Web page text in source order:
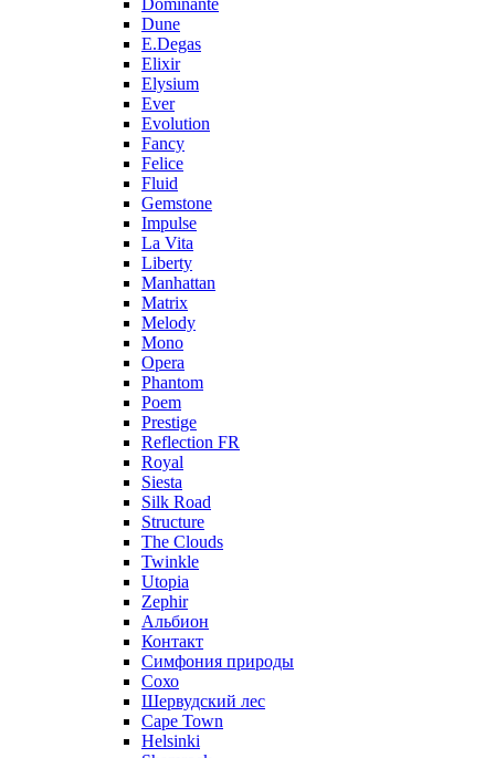
Dominante
Dune
E.Degas
Elixir
Elysium
Ever
Evolution
Fancy
Felice
Fluid
Gemstone
Impulse
La Vita
Liberty
Manhattan
Matrix
Melody
Mono
Opera
Phantom
Poem
Prestige
Reflection FR
Royal
Siesta
Silk Road
Structure
The Clouds
Twinkle
Utopia
Zephir
Альбион
Контакт
Симфония природы
Сохо
Шервудский лес
Cape Town
Helsinki